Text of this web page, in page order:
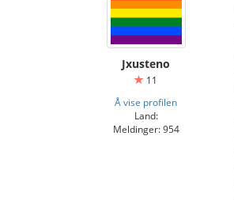
Jxusteno
11
Å vise profilen
Land:
Meldinger: 954